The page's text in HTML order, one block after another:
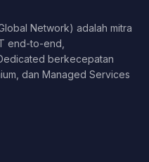
Network) adalah mitra
end-to-end,
berkecepatan
dan Managed Services